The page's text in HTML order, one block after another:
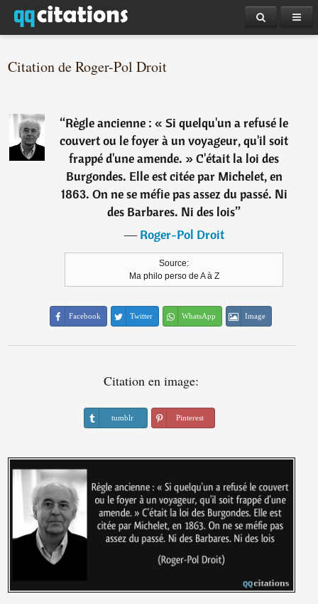
Citation de Roger-Pol Droit
“Règle ancienne : « Si quelqu'un a refusé le
couvert ou le foyer à un voyageur, qu'il soit
frappé d'une amende. » C'était la loi des
Burgondes. Elle est citée par Michelet, en
1863. On ne se méfie pas assez du passé. Ni
des Barbares. Ni des lois”
―Roger-Pol Droit
Source:
Ma philo perso de A à Z
Facebook Twitter WhatsApp Image
Citation en image:
tumblr Pinterest